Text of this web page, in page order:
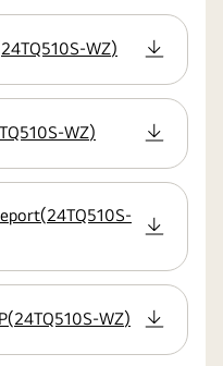
24TQ510S-WZ)
WZ)
(24TQ510S-
(24TQ510S-WZ)